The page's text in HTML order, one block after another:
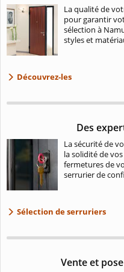
La qualité de
pour garantir
sélection à
styles et
Découvrez-les
Des
La sécurité de
la solidité de
fermetures de
serrurier de
Sélection de serruriers
Vente et